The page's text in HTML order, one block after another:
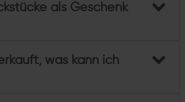
als Geschenk
was kann ich